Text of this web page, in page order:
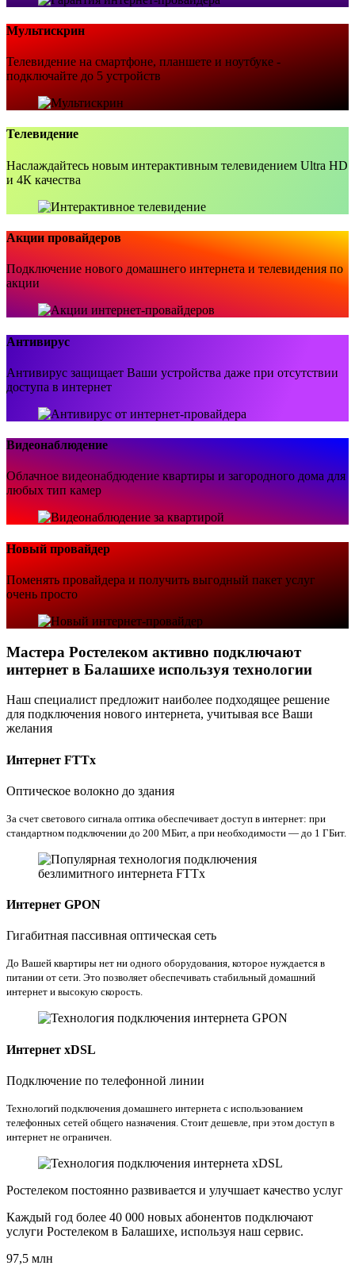
Мультискрин
Телевидение на смартфоне, планшете и ноутбуке -
подключайте до 5 устройств
Телевидение
Наслаждайтесь новым интерактивным телевидением Ultra HD
и 4К качества
Акции провайдеров
Подключение нового домашнего интернета и телевидения по
акции
Антивирус
Антивирус защищает Ваши устройства даже при отсутствии
доступа в интернет
Видеонаблюдение
Облачное видеонабдюдение квартиры и загородного дома для
любых тип камер
Новый провайдер
Поменять провайдера и получить выгодный пакет услуг
очень просто
Мастера Ростелеком активно подключают
интернет в Балашихе используя технологии
Наш специалист предложит наиболее подходящее решение
для подключения нового интернета, учитывая все Ваши
желания
Интернет FTTx
Оптическое волокно до здания
За счет светового сигнала оптика обеспечивает доступ в интернет: при
стандартном подключении до 200 МБит, а при необходимости — до 1 ГБит.
Интернет GPON
Гигабитная пассивная оптическая сеть
До Вашей квартиры нет ни одного оборудования, которое нуждается в
питании от сети. Это позволяет обеспечивать стабильный домашний
интернет и высокую скорость.
Интернет xDSL
Подключение по телефонной линии
Технологий подключения домашнего интернета с использованием
телефонных сетей общего назначения. Стоит дешевле, при этом доступ в
интернет не ограничен.
Ростелеком постоянно развивается и улучшает качество услуг
Каждый год более 40 000 новых абонентов подключают
услуги Ростелеком в Балашихе, используя наш сервис.
97,5 млн